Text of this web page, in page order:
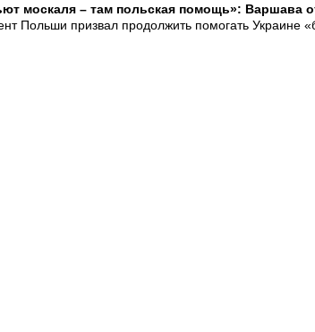
москаля – там польская помощь»: Варшава
Польши призвал продолжить помогать Украине